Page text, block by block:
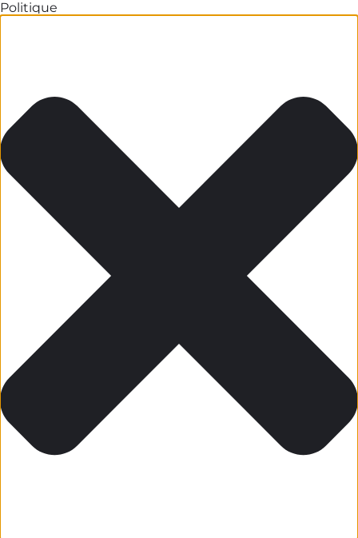
Politique